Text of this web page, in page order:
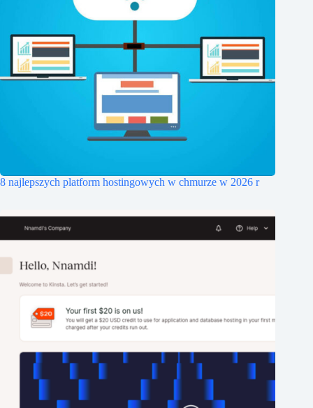
8 najlepszych platform hostingowych w chmurze w 2026 r